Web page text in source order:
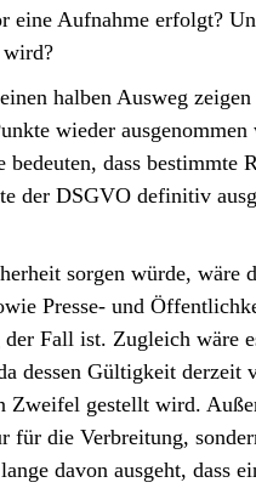
eine Aufnahme erfolgt?
wird?
halben Ausweg
wieder
dass
der DSGVO definitiv
sorgen würde,
Presse- und
Fall ist. Zugleich wäre
dessen Gültigkeit derzeit
gestellt wird.
für die Verbreitung,
davon ausgeht, dass